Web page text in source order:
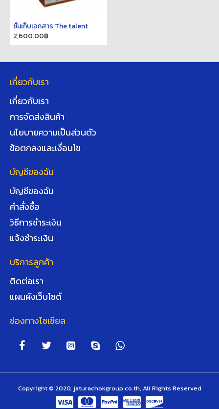
ชั้นเก็บเอกสาร The talent
2,600.00฿
เกี่ยวกับเรา
เกี่ยวกับเรา
การจัดส่งสินค้า
นโยบายความเป็นส่วนตัว
ข้อตกลงและเงื่อนไข
บัญชีของฉัน
บัญชีของฉัน
คำสั่งซื้อ
วิธีการชำระเงิน
แจ้งชำระเงิน
บริการลูกค้า
ติดต่อเรา
แผนผังเว็บไซต์
ช่องทางโซเชียล
Copyright © 2020, jaturachokgroup.co.th, All Rights Reserved